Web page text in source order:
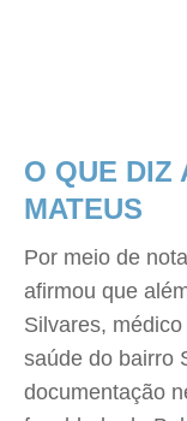
O QUE DIZ
MATEUS
Por meio de
afirmou que
Silvares,
saúde do bairro
documentação